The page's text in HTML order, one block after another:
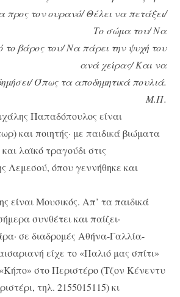
προς τον ουρανό/ Θέλει να πετάξει/
Το σώμα του/ Να
βάρος του/ Να πάρει την ψυχή του
ανά χείρας/ Και να
Όπως τα αποδημητικά πουλιά.
Μ.Π.
Παπαδόπουλος είναι
και ποιητής· με παιδικά βιώματα
λαϊκό τραγούδι στις
Λεμεσού, όπου γεννήθηκε και
είναι Μουσικός. Απ’ τα παιδικά
συνθέτει και παίζει·
σε διαδρομές Αθήνα-Γαλλία-
είχε το «Παλιό μας σπίτι»
στο Περιστέρο (Τζον Κένεντυ
τηλ. 2155015115) κι